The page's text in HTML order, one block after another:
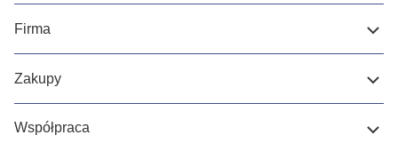
Firma
Zakupy
Współpraca